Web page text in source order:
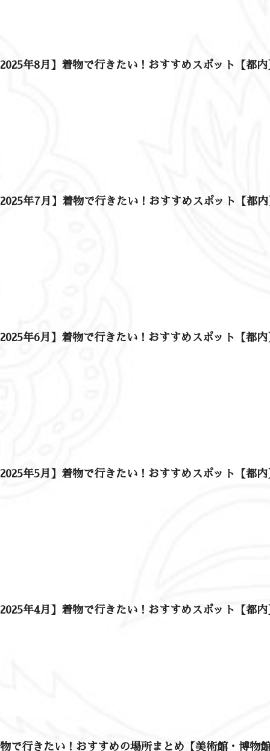
年8月】着物で行きたい！おすすめスポット【都内
年7月】着物で行きたい！おすすめスポット【都
年6月】着物で行きたい！おすすめスポット【都内
年5月】着物で行きたい！おすすめスポット【都内
年4月】着物で行きたい！おすすめスポット【都内
で行きたい！おすすめの場所まとめ【美術館・博物